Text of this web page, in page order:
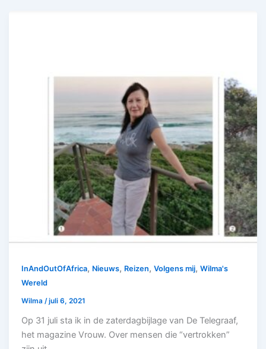
InAndOutOfAfrica, Nieuws, Reizen,Volgens mij,Wilma's
Wereld
Wilma/juli 6, 2021
Op 31 juli sta ik in de zaterdagbijlage van De Telegraaf,
het magazine Vrouw. Over mensen die “vertrokken”